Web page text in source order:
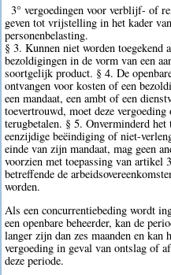
3° vergoedingen voor verblijf- of
geven tot vrijstelling in het kader
personenbelasting.
§ 3. Kunnen niet worden toegekend
bezoldigingen in de vorm van een
soortgelijk product. § 4. De
ontvangen voor kosten of een
een mandaat, een ambt of een
toevertrouwd, moet deze
terugbetalen. § 5. Onverminderd
eenzijdige beëindiging of niet-
einde van zijn mandaat, mag geen
voorzien met toepassing van artikel
betreffende de
worden.
Als een concurrentiebeding wordt
een openbare beheerder, kan de
langer zijn dan zes maanden en kan
vergoeding in geval van ontslag of
deze periode.